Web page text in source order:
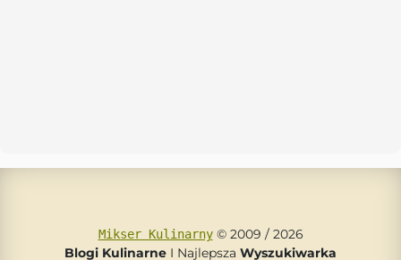
Mikser Kulinarny© 2009 / 2026
Blogi Kulinarne I Najlepsza Wyszukiwarka